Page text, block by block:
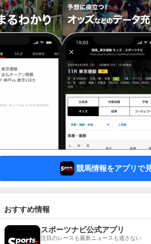
競馬情報をアプリで
おすすめ情報
スポーツナビ公式アプリ
注目のレースも最新ニュースも逃さない